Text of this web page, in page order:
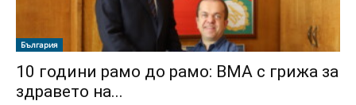
България
10 години рамо до рамо: ВМА с грижа за
здравето на...